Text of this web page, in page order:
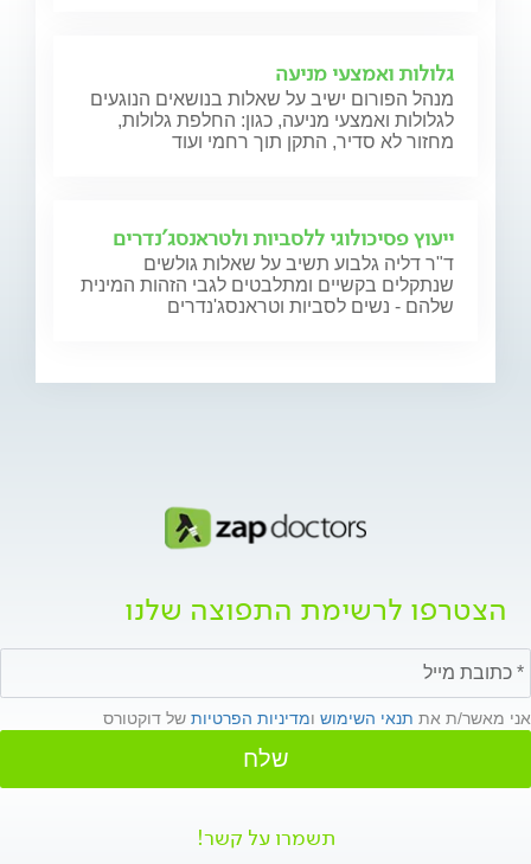
גלולות ואמצעי מניעה
מנהל הפורום ישיב על שאלות בנושאים הנוגעים
לגלולות ואמצעי מניעה, כגון: החלפת גלולות,
מחזור לא סדיר, התקן תוך רחמי ועוד
ייעוץ פסיכולוגי ללסביות ולטראנסג'נדרים
ד"ר דליה גלבוע תשיב על שאלות גולשים
שנתקלים בקשיים ומתלבטים לגבי הזהות המינית
שלהם - נשים לסביות וטראנסג'נדרים
הצטרפו לרשימת התפוצה שלנו
אני מאשר/ת את תנאי השימוש ומדיניות הפרטיות של דוקטורס
שלח
תשמרו על קשר!